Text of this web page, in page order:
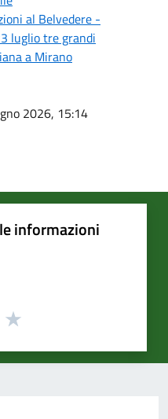
al Belvedere -
luglio tre grandi
a Mirano
2026, 15:14
informazioni